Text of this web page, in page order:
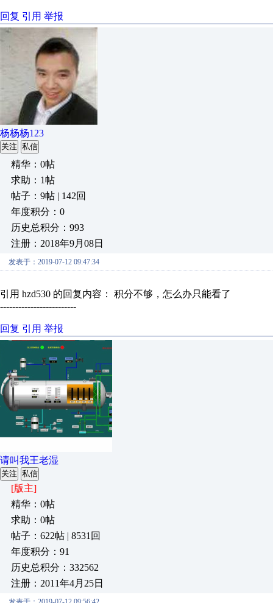
回复 引用 举报
杨杨杨123
关注 私信
精华：0帖
求助：1帖
帖子：9帖 | 142回
年度积分：0
历史总积分：993
注册：2018年9月08日
发表于：2019-07-12 09:47:34
引用 hzd530 的回复内容： 积分不够，怎么办只能看了
-------------------------
回复 引用 举报
请叫我王老湿
关注 私信
[版主]
精华：0帖
求助：0帖
帖子：622帖 | 8531回
年度积分：91
历史总积分：332562
注册：2011年4月25日